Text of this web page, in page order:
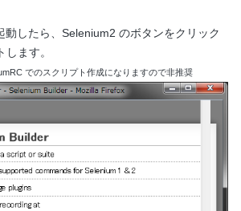
動したら、Selenium2 のボタンをクリック
ます。
でのスクリプト作成になりますので非推奨